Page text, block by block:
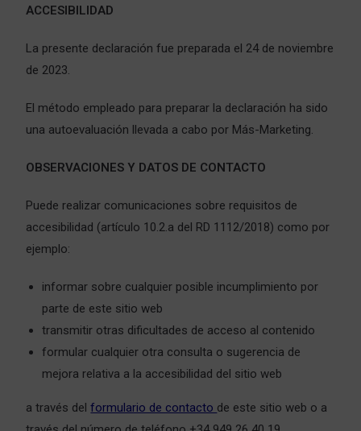
ACCESIBILIDAD
La presente declaración fue preparada el 24 de noviembre
de 2023.
El método empleado para preparar la declaración ha sido
una autoevaluación llevada a cabo por Más-Marketing.
OBSERVACIONES Y DATOS DE CONTACTO
Puede realizar comunicaciones sobre requisitos de
accesibilidad (artículo 10.2.a del RD 1112/2018) como por
ejemplo:
informar sobre cualquier posible incumplimiento por
parte de este sitio web
transmitir otras dificultades de acceso al contenido
formular cualquier otra consulta o sugerencia de
mejora relativa a la accesibilidad del sitio web
a través delformulario de contacto de este sitio web o a